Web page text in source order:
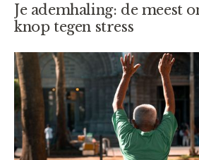
Je ademhaling: de meest
knop tegen stress